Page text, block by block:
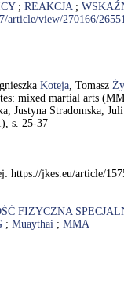
; REAKCJA;
article/view/270166/
Koteja, Tomasz
mixed martial arts
Justyna Stradomska,
s. 25-37
https://jkes.eu/article/
FIZYCZNA
; Muaythai ; MMA